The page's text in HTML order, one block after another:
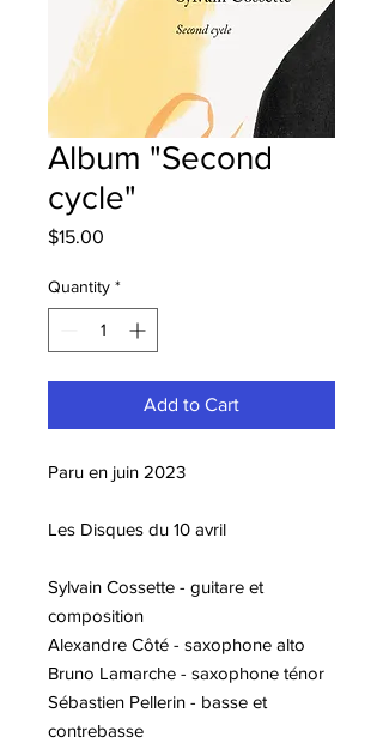
Album "Second
cycle"
$15.00
Quantity *
Add to Cart
Paru en juin 2023
Les Disques du 10 avril
Sylvain Cossette - guitare et
composition
Alexandre Côté - saxophone alto
Bruno Lamarche - saxophone ténor
Sébastien Pellerin - basse et
contrebasse